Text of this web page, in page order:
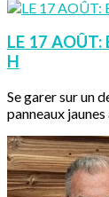
LE 17 AOÛT:
H
Se garer sur un
panneaux jaunes